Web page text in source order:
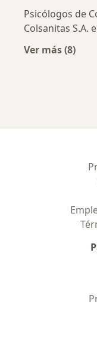
Psicólogos de
Colsanitas S.A.
Ver más (8)